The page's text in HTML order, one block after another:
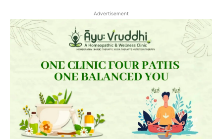
Advertisement